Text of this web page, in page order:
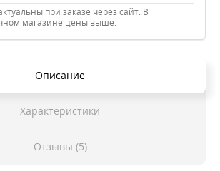
при заказе через сайт. В
магазине цены выше.
Описание
Характеристики
Отзывы (5)